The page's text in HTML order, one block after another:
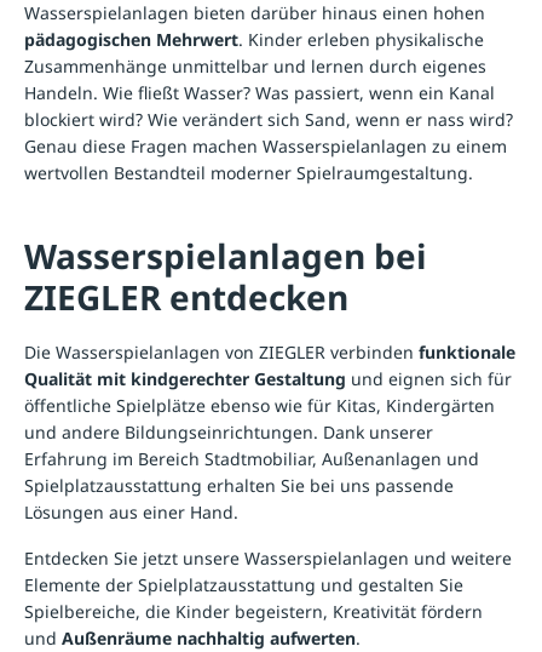
Wasserspielanlagen bieten darüber hinaus einen hohen
pädagogischen Mehrwert. Kinder erleben physikalische
Zusammenhänge unmittelbar und lernen durch eigenes
Handeln. Wie fließt Wasser? Was passiert, wenn ein Kanal
blockiert wird? Wie verändert sich Sand, wenn er nass wird?
Genau diese Fragen machen Wasserspielanlagen zu einem
wertvollen Bestandteil moderner Spielraumgestaltung.
Wasserspielanlagen bei
ZIEGLER entdecken
Die Wasserspielanlagen von ZIEGLER verbinden funktionale
Qualität mit kindgerechter Gestaltung und eignen sich für
öffentliche Spielplätze ebenso wie für Kitas, Kindergärten
und andere Bildungseinrichtungen. Dank unserer
Erfahrung im Bereich Stadtmobiliar, Außenanlagen und
Spielplatzausstattung erhalten Sie bei uns passende
Lösungen aus einer Hand.
Entdecken Sie jetzt unsere Wasserspielanlagen und weitere
Elemente der Spielplatzausstattung und gestalten Sie
Spielbereiche, die Kinder begeistern, Kreativität fördern
und Außenräume nachhaltig aufwerten.